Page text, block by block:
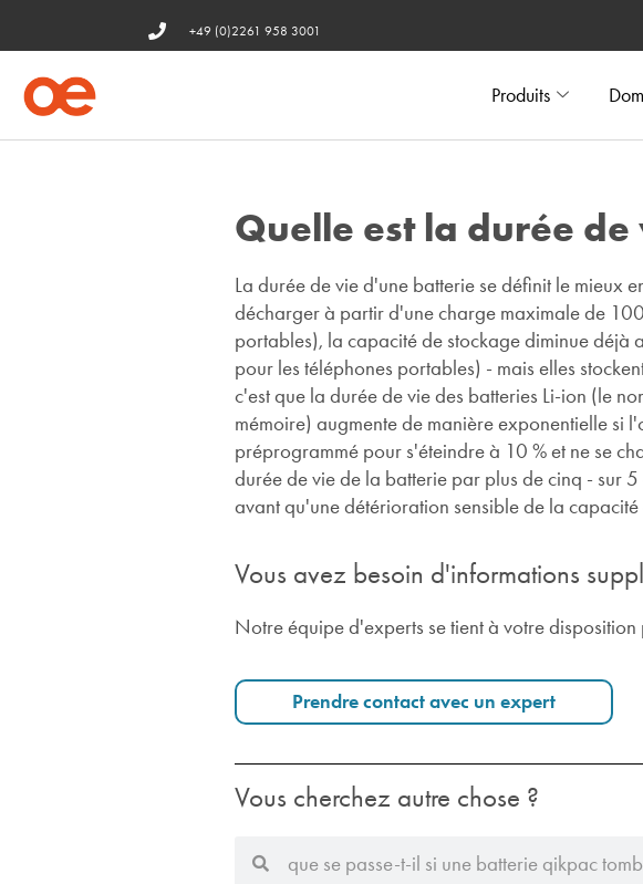
+49 (0)2261 958 3001
Produits
Quelle est la durée de
La durée de vie d'une batterie se définit le mieux
décharger à partir d'une charge maximale de
portables), la capacité de stockage diminue déjà
pour les téléphones portables) - mais elles
c'est que la durée de vie des batteries Li-ion (le
mémoire) augmente de manière exponentielle si
préprogrammé pour s'éteindre à 10 % et ne se
durée de vie de la batterie par plus de cinq - sur
avant qu'une détérioration sensible de la
Vous avez besoin d'informations
Notre équipe d'experts se tient à votre
Prendre contact avec un expert
Vous cherchez autre chose ?